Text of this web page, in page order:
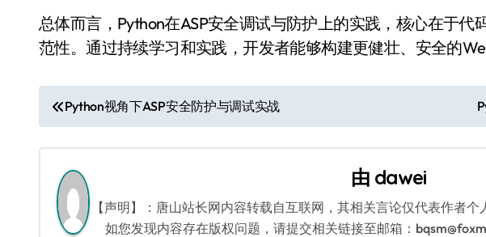
总体而言，Python在ASP安全调试与防护上的实践，核心在于代
范性。通过持续学习和实践，开发者能够构建更健壮、安全的
文
章
导
航
Python视角下ASP安全防护与调试实战
由 dawei
【声明】：唐山站长网内容转载自互联网，其相关言论仅代表作者个
如您发现内容存在版权问题，请提交相关链接至邮箱：